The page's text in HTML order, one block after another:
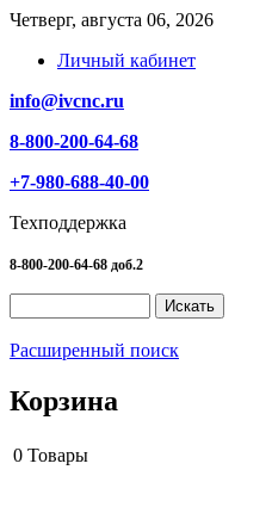
Четверг, августа 06, 2026
Личный кабинет
info@ivcnc.ru
8-800-200-64-68
+7-980-688-40-00
Техподдержка
8-800-200-64-68 доб.2
Расширенный поиск
Корзина
0 Товары